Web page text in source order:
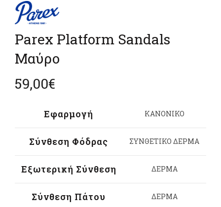
Parex Platform Sandals
Μαύρο
59,00€
Εφαρμογή ΚΑΝΟΝΙΚΟ
Σύνθεση Φόδρας ΣΥΝΘΕΤΙΚΟ ΔΕΡΜΑ
Εξωτερική Σύνθεση ΔΕΡΜΑ
Σύνθεση Πάτου ΔΕΡΜΑ